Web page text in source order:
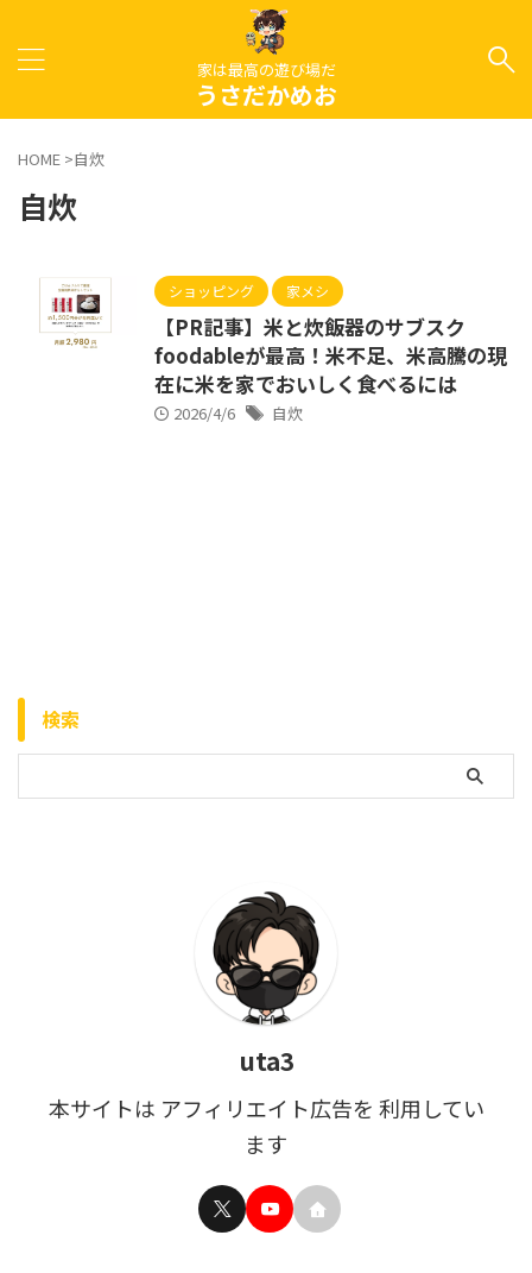
家は最高の遊び場だ
うさだかめお
HOME >自炊
自炊
ショッピング 家メシ
【PR記事】米と炊飯器のサブスク
foodableが最高！米不足、米高騰の現
在に米を家でおいしく食べるには
2026/4/6 自炊
検索
uta3
本サイトは アフィリエイト広告を 利用してい
ます